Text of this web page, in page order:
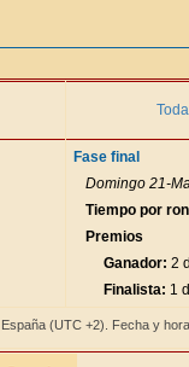
Fase final
Domingo 21-
Tiempo por
Premios
Ganador: 2
Finalista: 1
(UTC +2). Fecha y